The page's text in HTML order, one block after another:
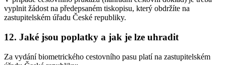
vyplnit žádost na předepsaném tiskopisu, který obdržíte na
zastupitelském úřadu České republiky.
12. Jaké jsou poplatky a jak je lze uhradit
Za vydání biometrického cestovního pasu platí na zastupitelském